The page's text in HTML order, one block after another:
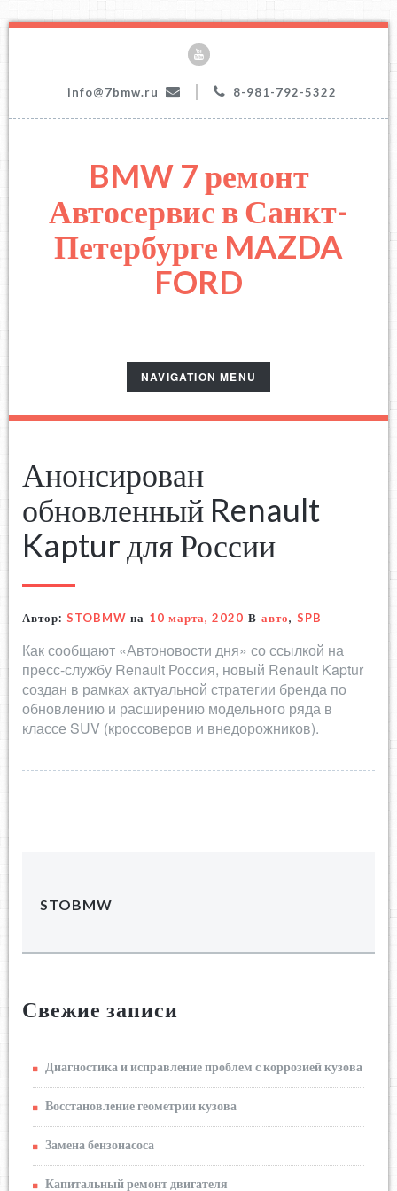
info@7bmw.ru 8-981-792-5322
BMW 7 ремонт
Автосервис в Санкт-
Петербурге MAZDA
FORD
TOGGLE
NAVIGATION
NAVIGATION MENU
Анонсирован
обновленный Renault
Kaptur для России
Автор: STOBMW на 10 марта, 2020 В авто, SPB
Как сообщают «Автоновости дня» со ссылкой на
пресс-службу Renault Россия, новый Renault Kaptur
создан в рамках актуальной стратегии бренда по
обновлению и расширению модельного ряда в
классе SUV (кроссоверов и внедорожников).
STOBMW
Свежие записи
Диагностика и исправление проблем с коррозией кузова
Восстановление геометрии кузова
Замена бензонасоса
Капитальный ремонт двигателя